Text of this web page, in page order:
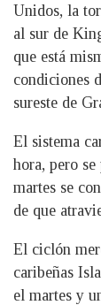
Unidos, la
al sur de
que está
condiciones
sureste de
El sistema
hora, pero
martes se
de que
El ciclón
caribeñas
el martes y